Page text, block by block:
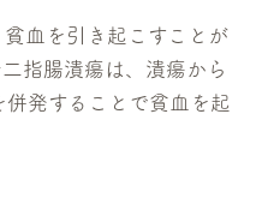
血を引き起こすことが
指腸潰瘍は、潰瘍から
発することで貧血を起